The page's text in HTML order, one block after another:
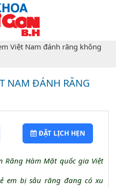
Việt Nam đánh răng không
NAM ĐÁNH RĂNG
ĐẶT LỊCH HẸN
Răng Hàm Mặt quốc gia Việt
em bị sâu răng đang có xu